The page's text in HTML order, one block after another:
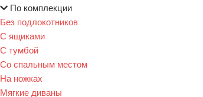
По комплекции
Без подлокотников
С ящиками
С тумбой
Со спальным местом
На ножках
Мягкие диваны